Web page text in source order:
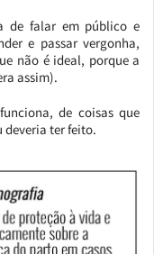
de falar em público e
e passar vergonha,
não é ideal, porque a
assim).
de coisas que
deveria ter feito.